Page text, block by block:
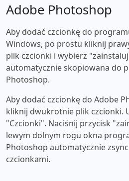
Adobe Photoshop
Aby dodać czcionkę do
Windows, po prostu kliknij
plik czcionki i wybierz
automatycznie skopiowana do
Photoshop.
Aby dodać czcionkę do Adobe
kliknij dwukrotnie plik czcionki.
"Czcionki". Naciśnij przycisk
lewym dolnym rogu okna
Photoshop automatycznie
czcionkami.